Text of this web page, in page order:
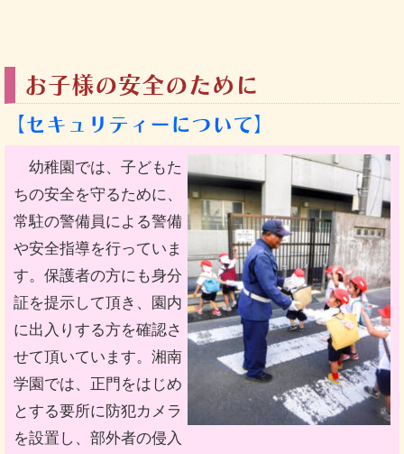
お子様の安全のために
【セキュリティーについて】
幼稚園では、子どもた
ちの安全を守るために、
常駐の警備員による警備
や安全指導を行っていま
す。保護者の方にも身分
証を提示して頂き、園内
に出入りする方を確認さ
せて頂いています。湘南
学園では、正門をはじめ
とする要所に防犯カメラ
を設置し、部外者の侵入